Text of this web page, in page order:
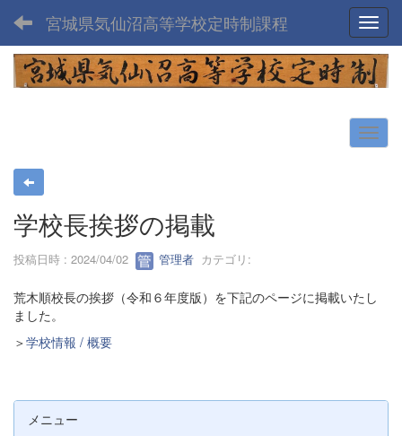
宮城県気仙沼高等学校定時制課程
学校長挨拶の掲載
投稿日時 : 2024/04/02 管理者 カテゴリ:
荒木順校長の挨拶（令和６年度版）を下記のページに掲載いたし
ました。
＞学校情報 / 概要
メニュー